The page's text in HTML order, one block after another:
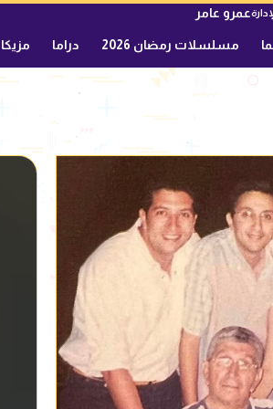
عمرو عامر
مسلسلات رمضان 2026 دراما مزيكا